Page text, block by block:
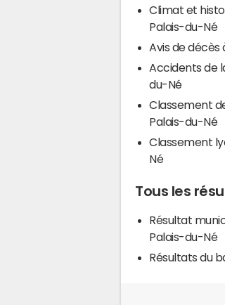
Climat et
Palais-du-Né
Avis de
Accidents de
du-Né
Classement
Palais-du-Né
Classement
Né
Tous les
Résultat
Palais-du-Né
Résultats du